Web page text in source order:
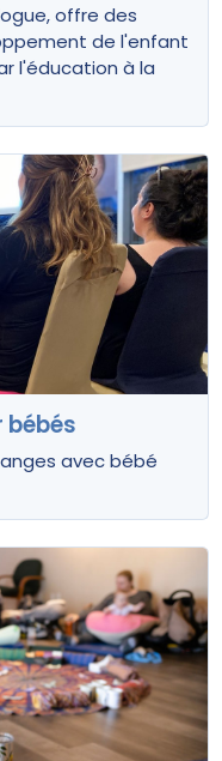
offre des
de l'enfant
l'éducation à la
bébés
avec bébé